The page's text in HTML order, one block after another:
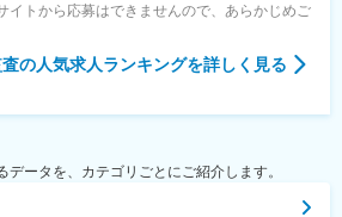
イトから応募はできませんので、あらかじめご
の人気求人ランキングを詳しく見る
ータを、カテゴリごとにご紹介します。